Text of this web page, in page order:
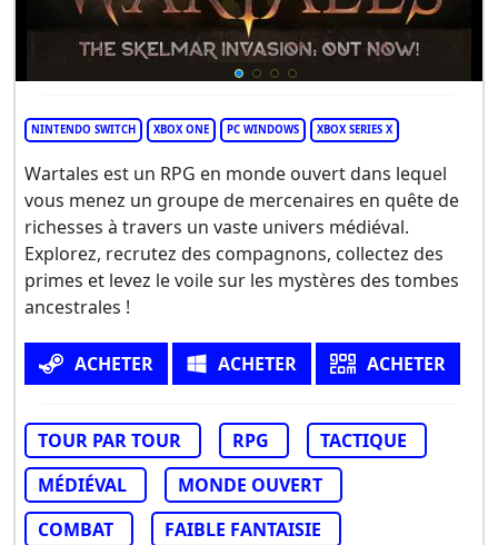
NINTENDO SWITCH XBOX ONE PC WINDOWS XBOX SERIES X
Wartales est un RPG en monde ouvert dans lequel
vous menez un groupe de mercenaires en quête de
richesses à travers un vaste univers médiéval.
Explorez, recrutez des compagnons, collectez des
primes et levez le voile sur les mystères des tombes
ancestrales !
ACHETER ACHETER ACHETER
TOUR PAR TOUR RPG
TACTIQUE
MÉDIÉVAL
MONDE OUVERT
COMBAT
FAIBLE FANTAISIE